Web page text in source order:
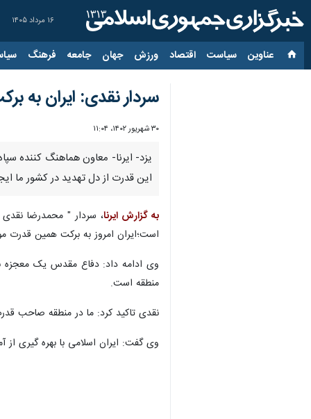
۱۶ مرداد ۱۴۰۵
عناوین‌ سیاست اقتصاد ورزش جهان جامعه فرهنگ
سردار نقدی: ایران به
۳۰ شهریور ۱۴۰۲، ۱۱:۰۴
یزد- ایرنا- معاون هماهنگ کننده
این قدرت‌ از دل تهدید در کشور ما
به گزارش ایرنا، سردار " محمدرضا نقدی
است؛ایران امروز به برکت همین
وی ادامه داد: دفاع مقدس یک معجزه
منطقه است.
نقدی تاکید کرد: ما در منطقه صاحب
وی گفت: ایران اسلامی با بهره گیری